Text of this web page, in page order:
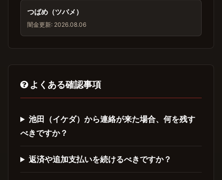
つばめ（ツバメ）
闇金更新: 2026.08.06
よくある確認事項
池田（イケダ）から連絡が来た場合、何を残す
べきですか？
返済や追加支払いを続けるべきですか？